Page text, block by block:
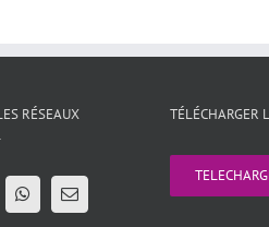
RÉSEAUX
TÉLÉCHARGER